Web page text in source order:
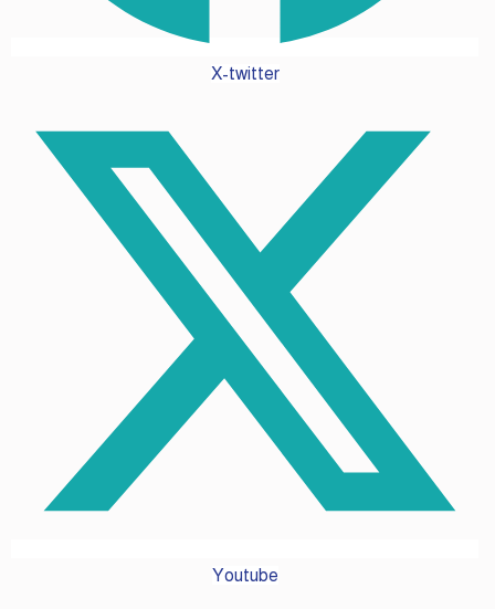
X-twitter
Youtube